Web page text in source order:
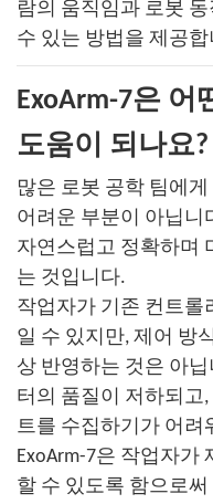
람의 움직임과 로봇
수 있는 방법을 제공합
ExoArm-7은 어
도움이 되나요?
많은 로봇 공학 팀에
어려운 부분이 아닙니
자연스럽고 정확하며
는 것입니다.
작업자가 기존 컨트롤
일 수 있지만, 제어 방
상 반영하는 것은 아닙
터의 품질이 저하되고,
트를 수집하기가 어려
ExoArm-7은 작업자가
할 수 있도록 함으로